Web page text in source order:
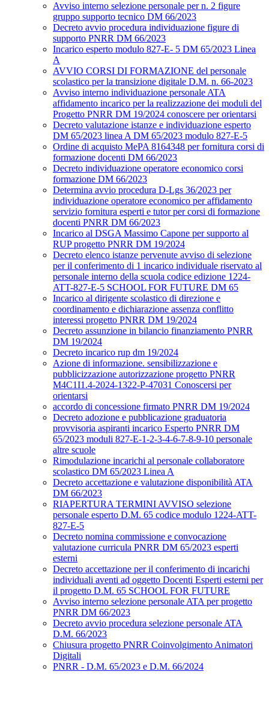
Avviso interno selezione personale per n. 2 figure
gruppo supporto tecnico DM 66/2023
Decreto avvio procedura individuazione figure di
supporto PNRR DM 66/2023
Incarico esperto modulo 827-E- 5 DM 65/2023 Linea
A
AVVIO CORSI DI FORMAZIONE del personale
scolastico per la transizione digitale D.M. n. 66-2023
Avviso interno individuazione personale ATA
affidamento incarico per la realizzazione dei moduli del
Progetto PNRR DM 19/2024 conoscere per orientarsi
Decreto valutazione istanze e individuazione esperto
DM 65/2023 linea A DM 65/2023 modulo 827-E-5
Ordine di acquisto MePA 8164348 per fornitura corsi di
formazione docenti DM 66/2023
Decreto individuazione operatore economico corsi
formazione DM 66/2023
Determina avvio procedura D-Lgs 36/2023 per
individuazione operatore economico per affidamento
servizio fornitura esperti e tutor per corsi di formazione
docenti PNRR DM 66/2023
Incarico al DSGA Massimo Capone per supporto al
RUP progetto PNRR DM 19/2024
Decreto elenco istanze pervenute avviso di selezione
per il conferimento di 1 incarico individuale riservato al
personale interno della scuola codice edizione 1224-
ATT-827-E-5 SCHOOL FOR FUTURE DM 65
Incarico al dirigente scolastico di direzione e
coordinamento e dichiarazione assenza conflitto
interessi progetto PNRR DM 19/2024
Decreto assunzione in bilancio finanziamento PNRR
DM 19/2024
Decreto incarico rup dm 19/2024
Azione di informazione. sensibilizzazione e
pubblicizzazione autorizzazione progetto PNRR
M4C1I1.4-2024-1322-P-47031 Conoscersi per
orientarsi
accordo di concessione firmato PNRR DM 19/2024
Decreto adozione e pubblicazione graduatoria
provvisoria aspiranti incarico Esperto PNRR DM
65/2023 moduli 827-E-1-2-3-4-6-7-8-9-10 personale
altre scuole
Rimodulazione incarichi al personale collaboratore
scolastico DM 65/2023 Linea A
Decreto accettazione e valutazione disponibilità ATA
DM 66/2023
RIAPERTURA TERMINI AVVISO selezione
personale esperto D.M. 65 codice modulo 1224-ATT-
827-E-5
Decreto nomina commissione e convocazione
valutazione curricula PNRR DM 65/2023 esperti
esterni
Decreto accettazione per il conferimento di incarichi
individuali aventi ad oggetto Docenti Esperti esterni per
il progetto D.M. 65 SCHOOL FOR FUTURE
Avviso interno selezione personale ATA per progetto
PNRR DM 66/2023
Decreto avvio procedura selezione personale ATA
D.M. 66/2023
Chiusura progetto PNRR Coinvolgimento Animatori
Digitali
PNRR - D.M. 65/2023 e D.M. 66/2024